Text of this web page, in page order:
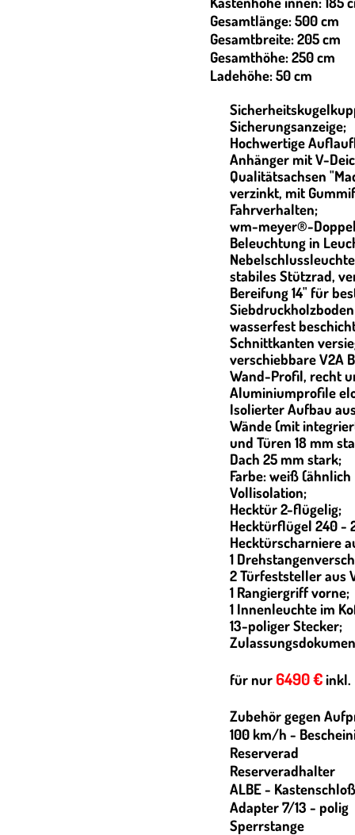
Gesamtlänge: 500 cm
Gesamtbreite: 205 cm
Gesamthöhe: 250 cm
Ladehöhe: 50 cm
Sicherungsanzeige;
Hochwertige
Anhänger mit V-
Qualitätsachsen
verzinkt, mit
Fahrverhalten;
wm-meyer®-
Beleuchtung in
stabiles Stützrad,
Bereifung 14" für
wasserfest
Schnittkanten
verschiebbare V2A
Wand-Profil, recht
Aluminiumprofile
Isolierter Aufbau
Wände (mit
und Türen 18 mm
Dach 25 mm stark;
Farbe: weiß (ähnlich
Vollisolation;
Hecktür 2-flügelig;
Hecktürflügel 240 -
Hecktürscharniere
1
2 Türfeststeller aus
1 Rangiergriff vorne;
1 Innenleuchte im
13-poliger Stecker;
für nur 6490 €inkl.
Zubehör gegen
100 km/h -
Reserverad
Reserveradhalter
ALBE - Kastenschloß
Adapter 7/13 - polig
Sperrstange